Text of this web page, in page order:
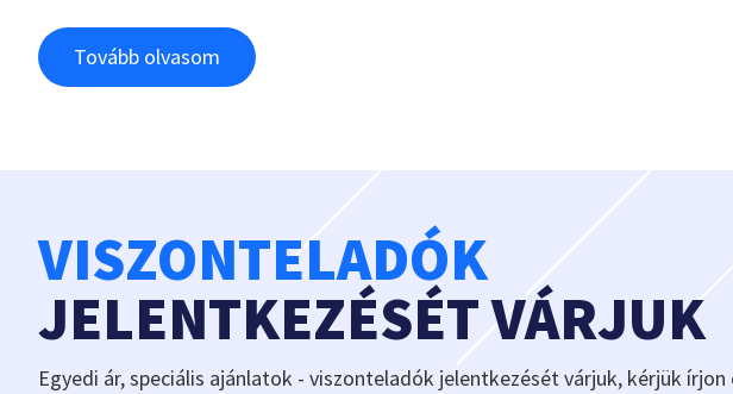
Tovább olvasom
VISZONTELADÓK
JELENTKEZÉSÉT VÁRJUK
Egyedi ár, speciális ajánlatok - viszonteladók jelentkezését várjuk, kérjük